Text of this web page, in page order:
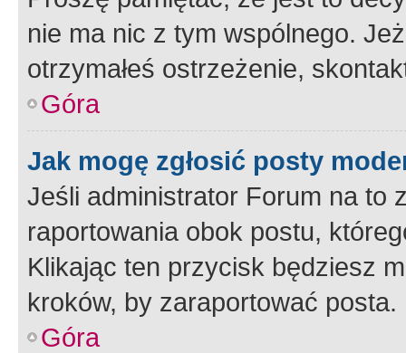
nie ma nic z tym wspólnego.
otrzymałeś ostrzeżenie,
Góra
Jak mogę zgłosić posty
Jeśli administrator Forum na to
raportowania obok postu,
Klikając ten przycisk będziesz
kroków, by zaraportować posta.
Góra